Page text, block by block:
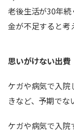
老後生活が30年
金が不足すると考
思いがけない出費
ケガや病気で入院
きなど、予期でな
ケガや病気で入